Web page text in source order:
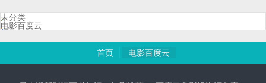
未分类
电影百度云
首页 电影百度云